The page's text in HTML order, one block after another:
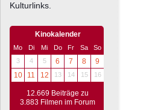
Kulturlinks.
Kinokalender
Mo Di Mi Do Fr Sa
So
3
4 5 6 7 8
9
10
11 12 13 14 15 16
12.669 Beiträge zu
3.883 Filmen im Forum